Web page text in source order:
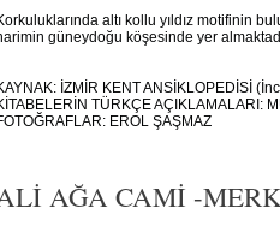
altı kollu yıldız motifinin
güneydoğu köşesinde yer
İZMİR KENT ANSİKLOPEDİSİ
TÜRKÇE AÇIKLAMALARI:
EROL ŞAŞMAZ
AĞA CAMİ -